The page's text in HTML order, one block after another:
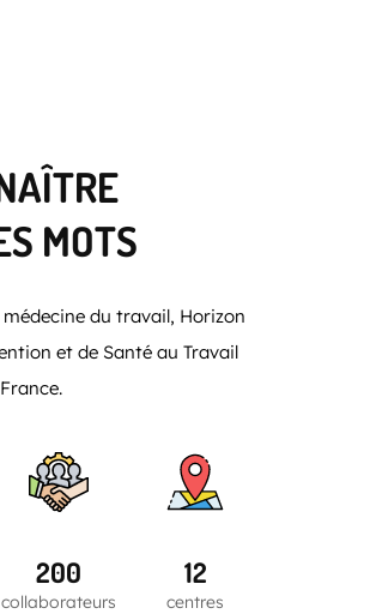
MOTS
du travail, Horizon
et de Santé au Travail
200
collaborateurs
12
centres